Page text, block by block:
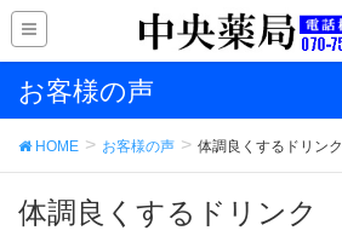
お客様の声
HOME お客様の声 体調良くするドリンク
体調良くするドリンク